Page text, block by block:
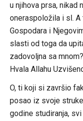
u njihova prsa, nikad
oneraspoložila i sl.
Gospodara i
slasti od toga da
zadovoljna sa
Hvala Allahu
O, ti koji si završio
posao iz svoje
godine studiranja,